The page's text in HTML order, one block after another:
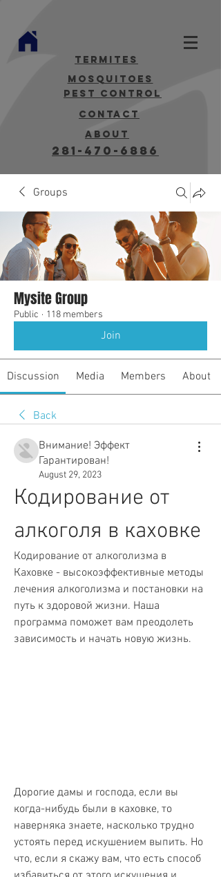
termites
mosquitoes
Pest Control
contact
about
281-470-6886
Groups
Mysite Group
Public · 118 members
Join
Discussion Media Members About
Back
Внимание! Эффект
Гарантирован!
August 29, 2023
Кодирование от
алкоголя в каховке
Кодирование от алкоголизма в
Каховке - высокоэффективные методы
лечения алкоголизма и постановки на
путь к здоровой жизни. Наша
программа поможет вам преодолеть
зависимость и начать новую жизнь.
Дорогие дамы и господа, если вы
когда-нибудь были в каховке, то
наверняка знаете, насколько трудно
устоять перед искушением выпить. Но
что, если я скажу вам, что есть способ